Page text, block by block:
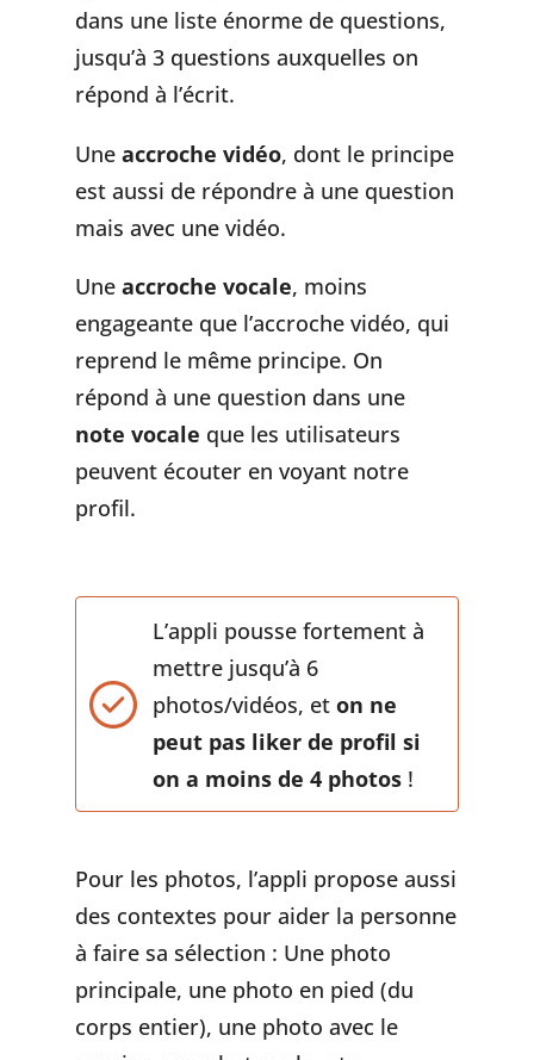
dans une liste énorme de questions,
jusqu’à 3 questions auxquelles on
répond à l’écrit.
Une accroche vidéo, dont le principe
est aussi de répondre à une question
mais avec une vidéo.
Une accroche vocale, moins
engageante que l’accroche vidéo, qui
reprend le même principe. On
répond à une question dans une
note vocale que les utilisateurs
peuvent écouter en voyant notre
profil.
L’appli pousse fortement à
mettre jusqu’à 6
photos/vidéos, et on ne
peut pas liker de profil si
on a moins de 4 photos!
Pour les photos, l’appli propose aussi
des contextes pour aider la personne
à faire sa sélection : Une photo
principale, une photo en pied (du
corps entier), une photo avec le